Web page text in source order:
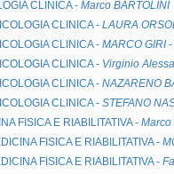
CLINICA- Marco BARTOLINI
CLINICA- LAURA
CLINICA- MARCO GIRI -
CLINICA- Virginio
CLINICA- NAZARENO
CLINICA- STEFANO
FISICA E RIABILITATIVA- Marco
FISICA E RIABILITATIVA-
FISICA E RIABILITATIVA-